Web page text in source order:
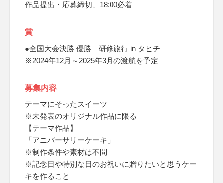
作品提出・応募締切、18:00必着
賞
●全国大会決勝 優勝 研修旅行 in タヒチ
※2024年12月～2025年3月の渡航を予定
募集内容
テーマにそったスイーツ
※未発表のオリジナル作品に限る
【テーマ作品】
「アニバーサリーケーキ」
※制作条件や素材は不問
※記念日や特別な日のお祝いに贈りたいと思うケー
キを作ること